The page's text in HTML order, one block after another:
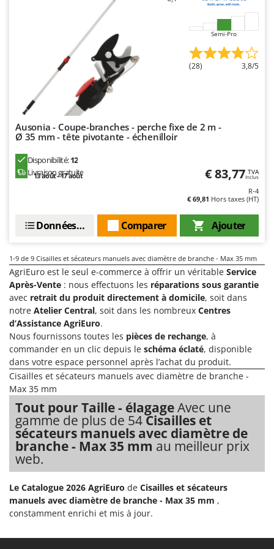
Masterpro
McCulloch
MCH
Michelin
Minox
Mockmill
More than chef
Mowox
N
New O.M.R.A.
Nilfisk
Ninja
Novatec
Novital
NuAir
NuovaFac
O
Officine Savioli
Oliviero
Olix
OMA
Omas
Ompagrill
Ooni
Semi-Pro
(28) 3,8/5
Ausonia - Coupe-branches - perche fixe de 2 m -
Ø 35 mm - tête pivotante - échenilloir
Disponibilité:12
Livraison gratuite
13 août - 17 août € 83,77 TVA
Inclus
R-4
€ 69,81 Hors taxes (HT)
Ajouter
Comparer
Données techniques
1-9 de 9 Cisailles et sécateurs manuels avec diamètre de branche - Max 35 mm
AgriEuro est le seul e-commerce à offrir un véritable Service
Après-Vente : nous effectuons les réparations sous garantie
avec retrait du produit directement à domicile, soit dans
notre Atelier Central, soit dans les nombreux Centres
d’Assistance AgriEuro.
Nous fournissons toutes les pièces de rechange, à
commander en un clic depuis le schéma éclaté, disponible
dans votre espace personnel après l’achat du produit.
Cisailles et sécateurs manuels avec diamètre de branche -
Max 35 mm
Tout pour Taille - élagageAvec une
gamme de plus de 54Cisailles et
sécateurs manuels avec diamètre de
branche - Max 35 mm au meilleur prix
web.
Le Catalogue 2026 AgriEuro de Cisailles et sécateurs
manuels avec diamètre de branche - Max 35 mm ,
constamment enrichi et mis à jour.